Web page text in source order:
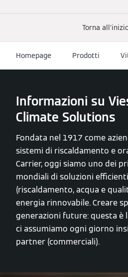
Torna
Homepage Prodotti
Informazioni su
Climate Solutions
Fondata nel 1917 come
sistemi di riscaldamento e
Carrier, oggi siamo uno dei
mondiali di soluzioni
(riscaldamento, acqua e
energia rinnovabile. Creare
generazioni future: questa è
ci assumiamo ogni giorno
partner (commerciali).